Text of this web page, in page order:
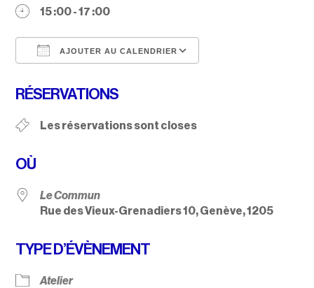
15 :00 - 17 :00
AJOUTER AU CALENDRIER
RÉSERVATIONS
Les réservations sont closes
OÙ
Le Commun
Rue des Vieux-Grenadiers 10, Genève, 1205
TYPE D’ÉVÈNEMENT
Atelier